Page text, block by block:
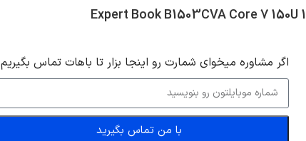
اگر‌ مشاوره میخوای شمارت رو اینجا بزار تا باهات تماس بگیریم
با من تماس بگیرید